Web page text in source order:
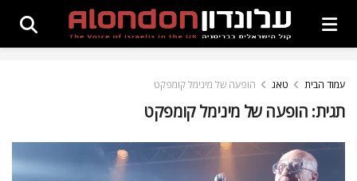
עמוד הבית טאג הופעה של מינימל קומפקט
תגית: הופעה של מינימל קומפקט